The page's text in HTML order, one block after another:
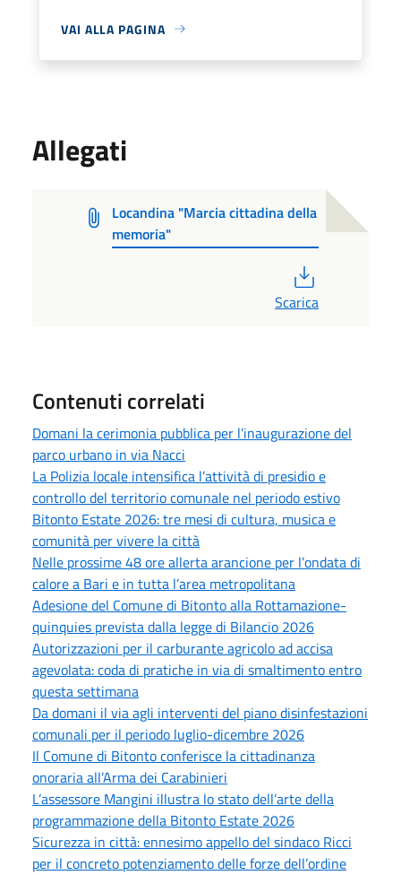
VAI ALLA PAGINA
Allegati
Locandina "Marcia cittadina della
memoria"
Scarica
Contenuti correlati
Domani la cerimonia pubblica per l’inaugurazione del
parco urbano in via Nacci
La Polizia locale intensifica l’attività di presidio e
controllo del territorio comunale nel periodo estivo
Bitonto Estate 2026: tre mesi di cultura, musica e
comunità per vivere la città
Nelle prossime 48 ore allerta arancione per l’ondata di
calore a Bari e in tutta l’area metropolitana
Adesione del Comune di Bitonto alla Rottamazione-
quinquies prevista dalla legge di Bilancio 2026
Autorizzazioni per il carburante agricolo ad accisa
agevolata: coda di pratiche in via di smaltimento entro
questa settimana
Da domani il via agli interventi del piano disinfestazioni
comunali per il periodo luglio-dicembre 2026
Il Comune di Bitonto conferisce la cittadinanza
onoraria all’Arma dei Carabinieri
L’assessore Mangini illustra lo stato dell’arte della
programmazione della Bitonto Estate 2026
Sicurezza in città: ennesimo appello del sindaco Ricci
per il concreto potenziamento delle forze dell’ordine